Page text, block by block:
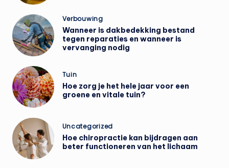
Geplaatst
in
Verbouwing
Wanneer is dakbedekking bestand
tegen reparaties en wanneer is
vervanging nodig
Geplaatst
in
Tuin
Hoe zorg je het hele jaar voor een
groene en vitale tuin?
Geplaatst
in
Uncategorized
Hoe chiropractie kan bijdragen aan
beter functioneren van het lichaam